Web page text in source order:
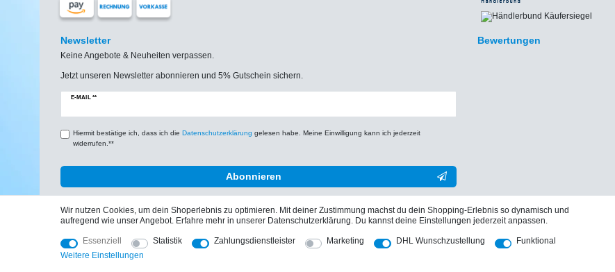
Newsletter
Keine Angebote & Neuheiten verpassen.
Jetzt unseren Newsletter abonnieren und 5% Gutschein sichern.
E-MAIL **
Newsletter
Hiermit bestätige ich, dass ich die Daten­schutz­erklärung gelesen habe. Meine Einwilligung kann ich jederzeit
widerrufen.**
Abonnieren
** Hierbei handelt es sich um ein Pflichtfeld.
Bewertungen
Impressum Daten­schutz­erklärung AGB Widerrufs­recht Vertrag widerrufen
Wir nutzen Cookies, um dein Shoperlebnis zu optimieren. Mit deiner Zustimmung machst du dein Shopping-Erlebnis so dynamisch und
aufregend wie unser Angebot. Erfahre mehr in unserer Datenschutzerklärung. Du kannst deine Einstellungen jederzeit anpassen.
Essenziell Statistik Zahlungsdienstleister Marketing DHL Wunschzustellung
Funktional
Weitere Einstellungen